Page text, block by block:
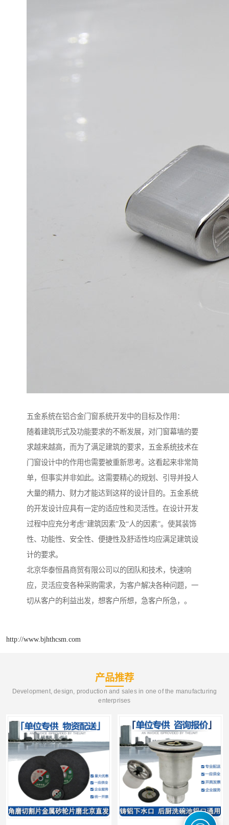
五金系统在铝合金门窗系统开发中的目标及作用：
随着建筑形式及功能要求的不断发展，对门窗幕墙的要
求越来越高，而为了满足建筑的要求，五金系统技术在
门窗设计中的作用也需要被重新思考。这看起来非常简
单，但事实并非如此。这需要精心的规划、引导并投人
大量的精力、财力才能达到这样的设计目的。五金系统
的开发设计应具有一定的适应性和灵活性。在设计开发
过程中应充分考虑“建筑因素”及“人的因素”。使其装饰
性、功能性、安全性、便捷性及舒适性均应满足建筑设
计的要求。
北京华泰恒昌商贸有限公司以的团队和技术，快速响
应，灵活应变各种采购需求，为客户解决各种问题，一
切从客户的利益出发，想客户所想，急客户所急，。
http://www.bjhthcsm.com
产品推荐
Development, design, production and sales in one of the manufacturing
enterprises